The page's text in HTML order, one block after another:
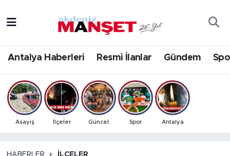
Antalya Haberleri Resmi İlanlar Gündem
Asayiş İlçeler Güncel Spor Antalya
HABERLER İLÇELER
Bilim & Teknoloji
Eğitim
Ekonomi
Antalya Hava Durumu
Antalya Namaz Vakitleri
Antalya Trafik Yoğunluk Haritası